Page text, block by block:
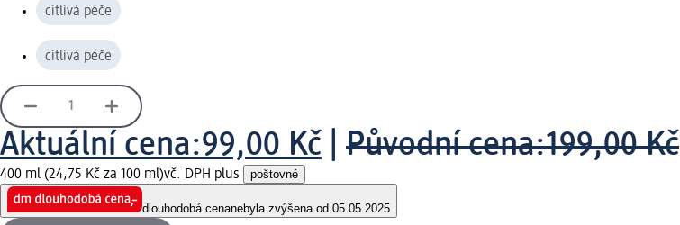
citlivá péče
citlivá péče
Aktuální cena:99,00 Kč Původní cena:199,00 Kč
400 ml (24,75 Kč za 100 ml)vč. DPH plus poštovné
dlouhodobá cenanebyla zvýšena od 05.05.2025